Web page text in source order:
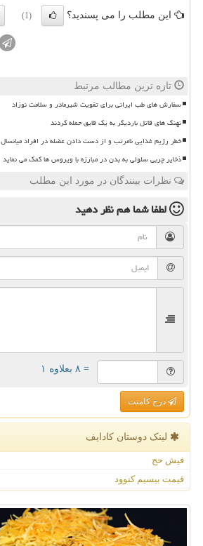
این مطلب را می پسندید؟ (1)
تازه ترین مطالب مرتبط
سفارش های طب ایرانی برای تقویت شیرمادر و سلامت نوزاد
نهنگ های قاتل باردیگر به یک قایق حمله کردند
خطر رژیم غذایی نامرتب و از دست دادن عضله در افراد میانسال
ذخایر چربی سلولی به بدن در مبارزه با ویروس ها کمک می نماید
نظرات بینندگان در مورد این مطلب
لطفا شما همنظر دهید
= ۸ بعلاوه ۱
درج کامنت
لینک دوستان كادایف
فیش حج
قیمت بیسیم کنوود